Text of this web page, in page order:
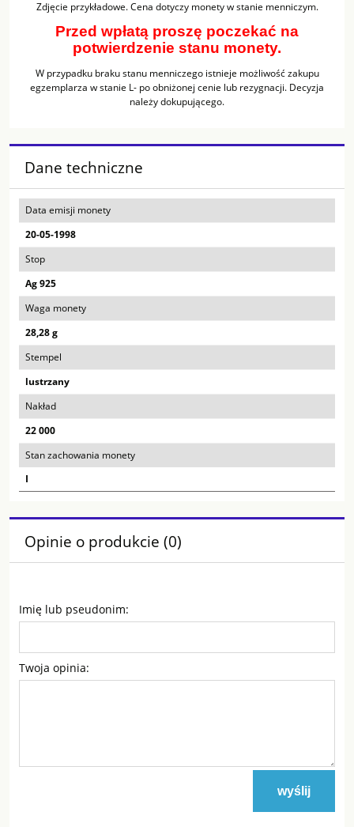
Zdjęcie przykładowe. Cena dotyczy monety w stanie menniczym.
Przed wpłatą proszę poczekać na
potwierdzenie stanu monety.
W przypadku braku stanu menniczego istnieje możliwość zakupu
egzemplarza w stanie L- po obniżonej cenie lub rezygnacji. Decyzja
należy dokupującego.
Dane techniczne
Data emisji monety
20-05-1998
Stop
Ag 925
Waga monety
28,28 g
Stempel
lustrzany
Nakład
22 000
Stan zachowania monety
I
Opinie o produkcie (0)
Imię lub pseudonim:
Twoja opinia:
wyślij